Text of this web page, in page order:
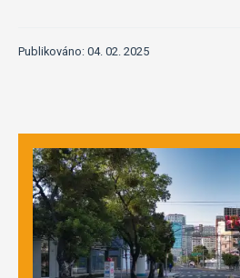
Publikováno: 04. 02. 2025